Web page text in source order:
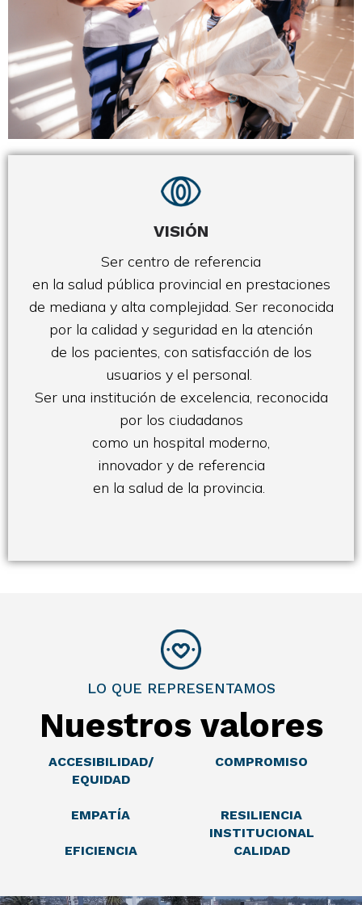
VISIÓN
Ser centro de referencia
en la salud pública provincial en prestaciones
de mediana y alta complejidad. Ser reconocida
por la calidad y seguridad en la atención
de los pacientes, con satisfacción de los
usuarios y el personal.
Ser una institución de excelencia, reconocida
por los ciudadanos
como un hospital moderno,
innovador y de referencia
en la salud de la provincia.
LO QUE REPRESENTAMOS
Nuestros valores
ACCESIBILIDAD/
EQUIDAD
COMPROMISO
EMPATÍA
RESILIENCIA
INSTITUCIONAL
EFICIENCIA
CALIDAD